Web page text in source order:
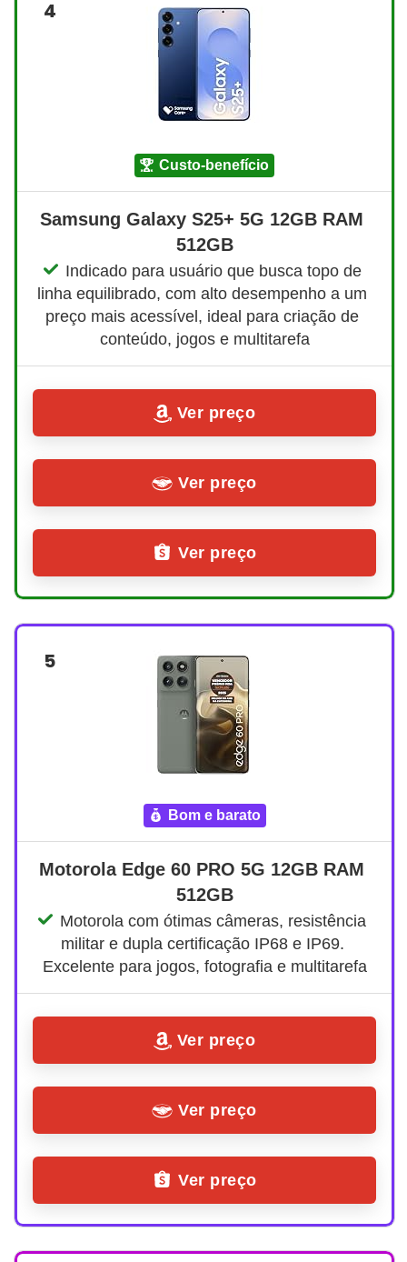
4
custo-benefício
Samsung Galaxy S25+ 5G 12GB RAM
512GB
Indicado para usuário que busca topo de
linha equilibrado, com alto desempenho a um
preço mais acessível, ideal para criação de
conteúdo, jogos e multitarefa
Ver preço
Ver preço
Ver preço
5
bom e barato
Motorola Edge 60 PRO 5G 12GB RAM
512GB
Motorola com ótimas câmeras, resistência
militar e dupla certificação IP68 e IP69.
Excelente para jogos, fotografia e multitarefa
Ver preço
Ver preço
Ver preço